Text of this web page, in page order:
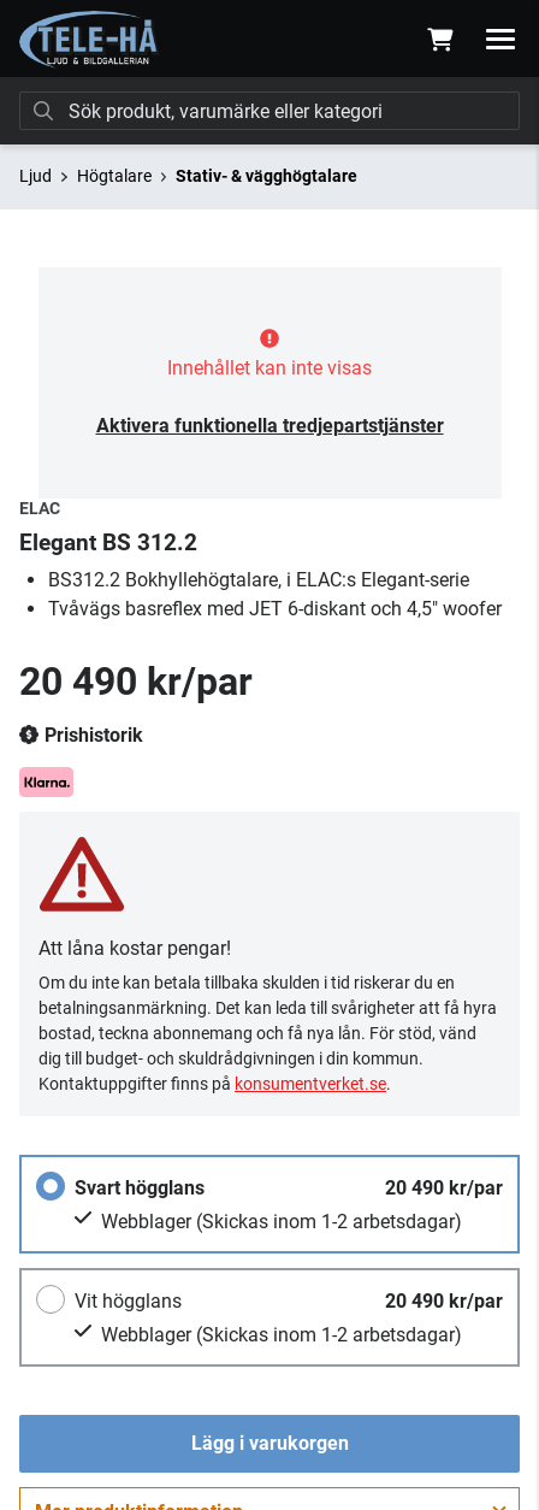
Ljud Högtalare Stativ- & vägghögtalare
Innehållet kan inte visas
Aktivera funktionella tredjepartstjänster
ELAC
Elegant BS 312.2
BS312.2 Bokhyllehögtalare, i ELAC:s Elegant-serie
Tvåvägs basreflex med JET 6-diskant och 4,5" woofer
20 490 kr/par
Prishistorik
Att låna kostar pengar!
Om du inte kan betala tillbaka skulden i tid riskerar du en
betalningsanmärkning. Det kan leda till svårigheter att få hyra
bostad, teckna abonnemang och få nya lån. För stöd, vänd
dig till budget- och skuldrådgivningen i din kommun.
Kontaktuppgifter finns på konsumentverket.se.
Svart högglans
20 490 kr/par
Webblager (Skickas inom 1-2 arbetsdagar)
Vit högglans
20 490 kr/par
Webblager (Skickas inom 1-2 arbetsdagar)
Lägg i varukorgen